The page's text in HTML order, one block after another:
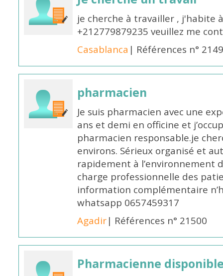
je cherche à travailler , j'habite
+212779879235 veuillez me
Casablanca | Références n°
pharmacien
Je suis pharmacien avec une
ans et demi en officine et
pharmacien responsable.je
environs. Sérieux organisé et
rapidement à l’environnement
charge professionnelle des
information complémentaire
whatsapp 0657459317
Agadir| Références n° 21500
Pharmacienne